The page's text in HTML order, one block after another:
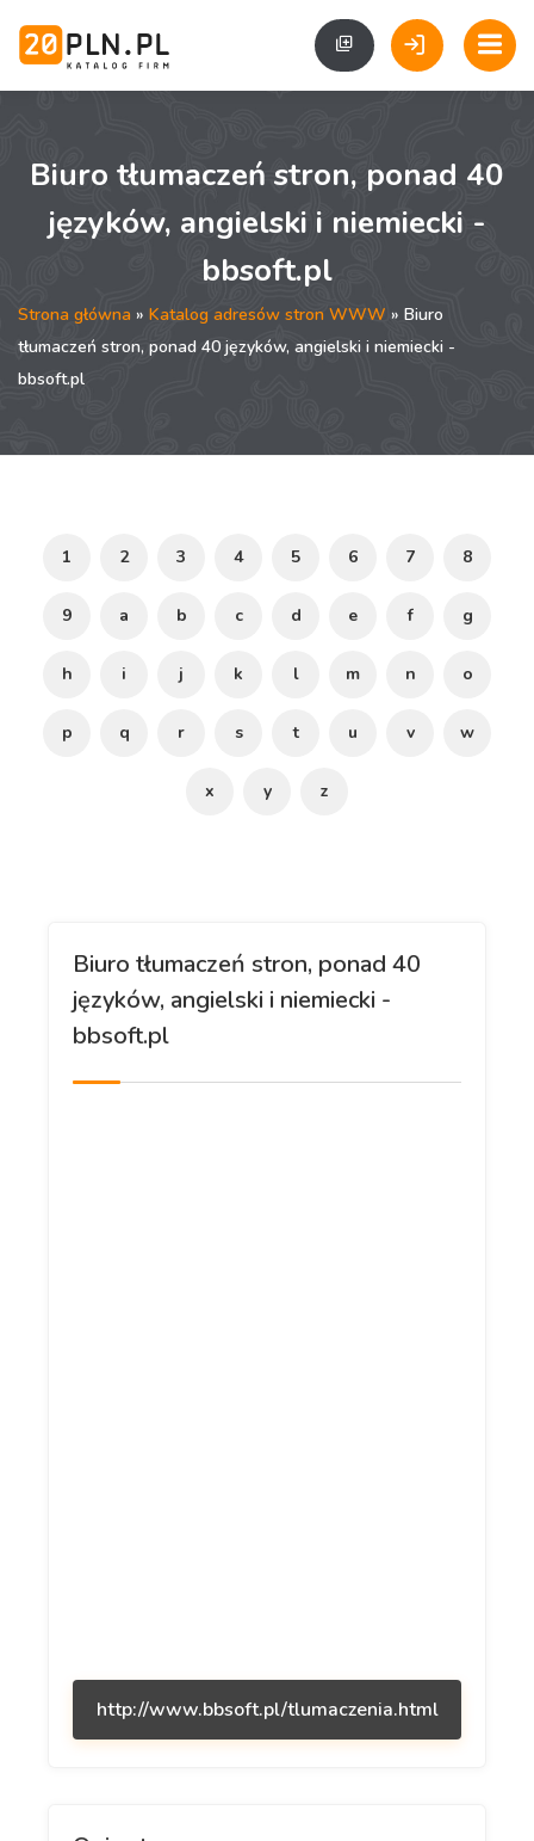
Biuro tłumaczeń stron, ponad 40
języków, angielski i niemiecki -
bbsoft.pl
Strona główna » Katalog adresów stron WWW » Biuro
tłumaczeń stron, ponad 40 języków, angielski i niemiecki -
bbsoft.pl
1 2 3 4 5 6 7 8
9 a b c d e f g
h i j k l m n o
p q r s t u v w
x y z
Biuro tłumaczeń stron, ponad 40
języków, angielski i niemiecki -
bbsoft.pl
http://www.bbsoft.pl/tlumaczenia.html